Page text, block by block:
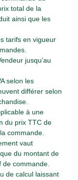
total de la
ainsi que les
tarifs en vigueur
jusqu’au
selon les
différer selon
à une
du prix TTC de
commande.
vaut
du montant de
commande.
de calcul laissant